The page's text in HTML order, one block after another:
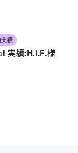
実績
実績:H.I.F.様